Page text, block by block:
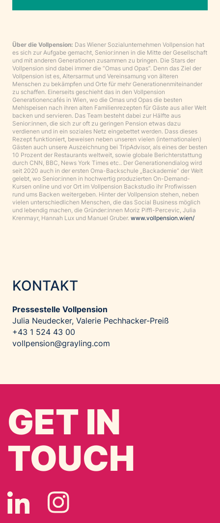
Über die Vollpension: Das Wiener Sozialunternehmen Vollpension hat
es sich zur Aufgabe gemacht, Senior:innen in die Mitte der Gesellschaft
und mit anderen Generationen zusammen zu bringen. Die Stars der
Vollpension sind dabei immer die “Omas und Opas”. Denn das Ziel der
Vollpension ist es, Altersarmut und Vereinsamung von älteren
Menschen zu bekämpfen und Orte für mehr Generationenmiteinander
zu schaffen. Einerseits geschieht das in den Vollpension
Generationencafés in Wien, wo die Omas und Opas die besten
Mehlspeisen nach ihren alten Familienrezepten für Gäste aus aller Welt
backen und servieren. Das Team besteht dabei zur Hälfte aus
Senior:innen, die sich zur oft zu geringen Pension etwas dazu
verdienen und in ein soziales Netz eingebettet werden. Dass dieses
Rezept funktioniert, beweisen neben unseren vielen (internationalen)
Gästen auch unsere Auszeichnung bei TripAdvisor, als eines der besten
10 Prozent der Restaurants weltweit, sowie globale Berichterstattung
durch CNN, BBC, News York Times etc.. Der Generationendialog wird
seit 2020 auch in der ersten Oma-Backschule „Backademie“ der Welt
gelebt, wo Senior:innen in hochwertig produzierten On-Demand-
Kursen online und vor Ort im Vollpension Backstudio ihr Profiwissen
rund ums Backen weitergeben. Hinter der Vollpension stehen, neben
vielen unterschiedlichen Menschen, die das Social Business möglich
und lebendig machen, die Gründer:innen Moriz Piffl-Percevic, Julia
Krenmayr, Hannah Lux und Manuel Gruber. www.vollpension.wien/
KONTAKT
Pressestelle Vollpension
Julia Neudecker, Valerie Pechhacker-Preiß
+43 1 524 43 00
vollpension@grayling.com
GET IN
TOUCH